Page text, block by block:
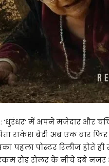
‘धुरंधर’ में अपने मजेदार और
राकेश बेदी अब एक बार
पहला पोस्टर रिलीज होते
रोड रोलर के नीचे दबे